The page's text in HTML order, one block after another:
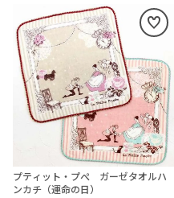
プティット・プぺ ガーゼタオルハ
ンカチ（運命の日）